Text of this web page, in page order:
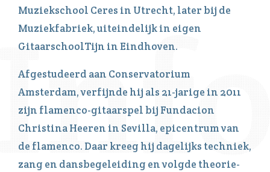
Muziekschool Ceres in Utrecht, later bij de
Muziekfabriek, uiteindelijk in eigen
GitaarschoolTijn in Eindhoven.
Afgestudeerd aan Conservatorium
Amsterdam, verfijnde hij als 21-jarige in 2011
zijn flamenco-gitaarspel bij Fundacion
Christina Heeren in Sevilla, epicentrum van
de flamenco. Daar kreeg hij dagelijks techniek,
zang en dansbegeleiding en volgde theorie-